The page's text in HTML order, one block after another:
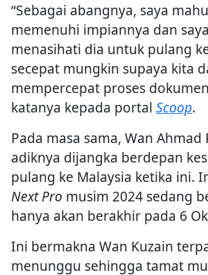
“Sebagai abangnya, saya
memenuhi impiannya dan
menasihati dia untuk pulang
secepat mungkin supaya kita
mempercepat proses
katanya kepada portal Scoop.
Pada masa sama, Wan Ahmad
adiknya dijangka berdepan
pulang ke Malaysia ketika ini.
Next Pro musim 2024 sedang
hanya akan berakhir pada 6
Ini bermakna Wan Kuzain
menunggu sehingga tamat